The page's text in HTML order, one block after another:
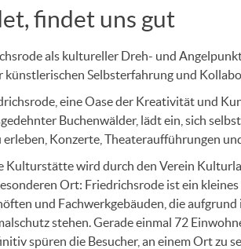
findet uns gut
als kultureller Dreh- und
künstlerischen Selbsterfahrung und
eine Oase der Kreativität und
Buchenwälder, lädt ein, sich
Konzerte, Theateraufführungen
Kulturstätte wird durch den Verein
Ort: Friedrichsrode ist ein
und Fachwerkgebäuden, die
stehen. Gerade einmal 72
spüren die Besucher, an einem Ort zu